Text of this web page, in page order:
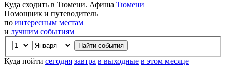
Куда сходить в Тюмени. Афиша Тюмени
Помощник и путеводитель
по интересным местам
и лучшим событиям
Куда пойти сегодня завтра в выходные в этом месяце